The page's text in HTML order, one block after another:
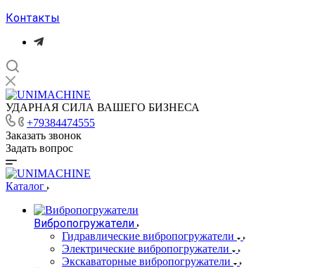
Контакты
УДАРНАЯ СИЛА ВАШЕГО БИЗНЕСА
+79384474555
Заказать звонок
Задать вопрос
Каталог
Вибропогружатели
Гидравлические вибропогружатели
Электрические вибропогружатели
Экскаваторные вибропогружатели